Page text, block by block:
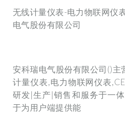
无线计量仪表-电力物联网仪
电气股份有限公司
安科瑞电气股份有限公司()
计量仪表,电力物联网仪表
研发|生产|销售和服务于一
于为用户端提供能